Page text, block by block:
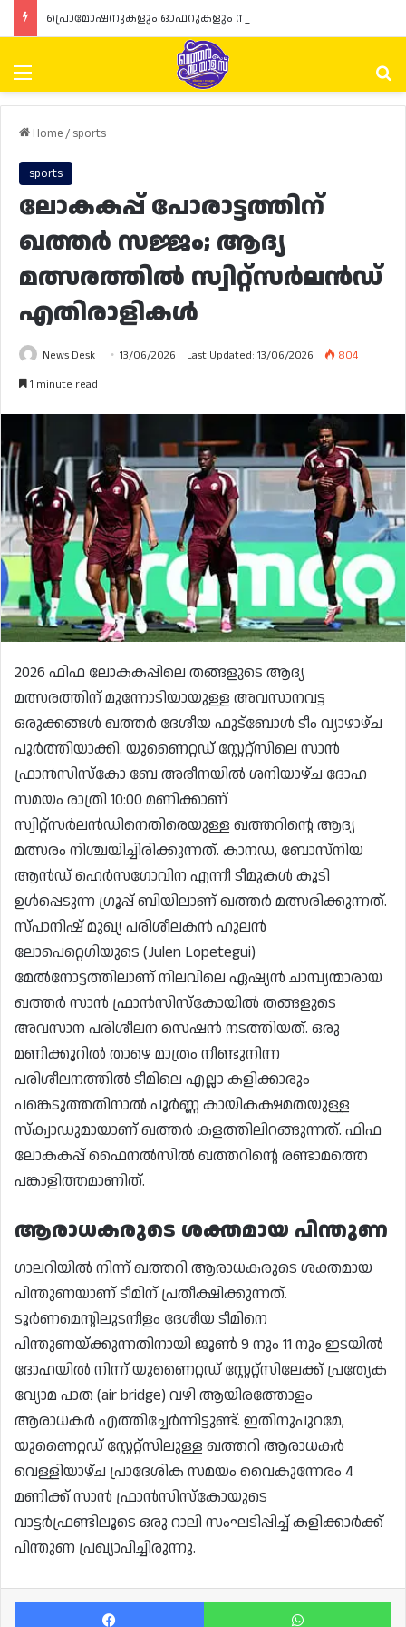
Menu
Home/ sports
sports
ലോകകപ്പ് പോരാട്ടത്തിന്
ഖത്തർ സജ്ജം; ആദ്യ
മത്സരത്തിൽ സ്വിറ്റ്‌സർലൻഡ്
എതിരാളികൾ
News Desk 13/06/2026 Last Updated: 13/06/2026
804
1 minute read
2026 ഫിഫ ലോകകപ്പിലെ തങ്ങളുടെ ആദ്യ
മത്സരത്തിന് മുന്നോടിയായുള്ള അവസാനവട്ട
ഒരുക്കങ്ങൾ ഖത്തർ ദേശീയ ഫുട്ബോൾ ടീം വ്യാഴാഴ്ച
പൂർത്തിയാക്കി. യുണൈറ്റഡ് സ്റ്റേറ്റ്സിലെ സാൻ
ഫ്രാൻസിസ്കോ ബേ അരീനയിൽ ശനിയാഴ്ച ദോഹ
സമയം രാത്രി 10:00 മണിക്കാണ്
സ്വിറ്റ്‌സർലൻഡിനെതിരെയുള്ള ഖത്തറിന്റെ ആദ്യ
മത്സരം നിശ്ചയിച്ചിരിക്കുന്നത്. കാനഡ, ബോസ്നിയ
ആൻഡ് ഹെർസഗോവിന എന്നീ ടീമുകൾ കൂടി
ഉൾപ്പെടുന്ന ഗ്രൂപ്പ് ബിയിലാണ് ഖത്തർ മത്സരിക്കുന്നത്.
സ്പാനിഷ് മുഖ്യ പരിശീലകൻ ഹുലൻ
ലോപെറ്റെഗിയുടെ (Julen Lopetegui)
മേൽനോട്ടത്തിലാണ് നിലവിലെ ഏഷ്യൻ ചാമ്പ്യന്മാരായ
ഖത്തർ സാൻ ഫ്രാൻസിസ്കോയിൽ തങ്ങളുടെ
അവസാന പരിശീലന സെഷൻ നടത്തിയത്. ഒരു
മണിക്കൂറിൽ താഴെ മാത്രം നീണ്ടുനിന്ന
പരിശീലനത്തിൽ ടീമിലെ എല്ലാ കളിക്കാരും
പങ്കെടുത്തതിനാൽ പൂർണ്ണ കായികക്ഷമതയുള്ള
സ്ക്വാഡുമായാണ് ഖത്തർ കളത്തിലിറങ്ങുന്നത്. ഫിഫ
ലോകകപ്പ് ഫൈനൽസിൽ ഖത്തറിന്റെ രണ്ടാമത്തെ
പങ്കാളിത്തമാണിത്.
ആരാധകരുടെ ശക്തമായ പിന്തുണ
ഗാലറിയിൽ നിന്ന് ഖത്തറി ആരാധകരുടെ ശക്തമായ
പിന്തുണയാണ് ടീമിന് പ്രതീക്ഷിക്കുന്നത്.
ടൂർണമെന്റിലുടനീളം ദേശീയ ടീമിനെ
പിന്തുണയ്ക്കുന്നതിനായി ജൂൺ 9 നും 11 നും ഇടയിൽ
ദോഹയിൽ നിന്ന് യുണൈറ്റഡ് സ്റ്റേറ്റ്സിലേക്ക് പ്രത്യേക
വ്യോമ പാത (air bridge) വഴി ആയിരത്തോളം
ആരാധകർ എത്തിച്ചേർന്നിട്ടുണ്ട്. ഇതിനുപുറമേ,
യുണൈറ്റഡ് സ്റ്റേറ്റ്സിലുള്ള ഖത്തറി ആരാധകർ
വെള്ളിയാഴ്ച പ്രാദേശിക സമയം വൈകുന്നേരം 4
മണിക്ക് സാൻ ഫ്രാൻസിസ്കോയുടെ
വാട്ടർഫ്രണ്ടിലൂടെ ഒരു റാലി സംഘടിപ്പിച്ച് കളിക്കാർക്ക്
പിന്തുണ പ്രഖ്യാപിച്ചിരുന്നു.
Facebook